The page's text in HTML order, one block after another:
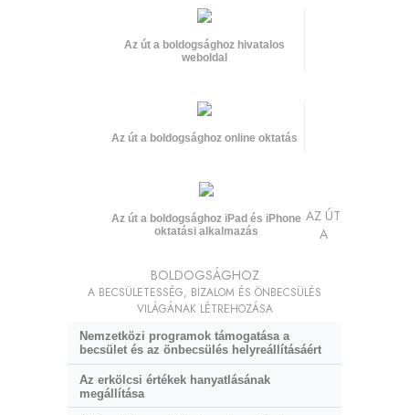
Az út a boldogsághoz hivatalos
weboldal
Az út a boldogsághoz online oktatás
Az út a boldogsághoz iPad és iPhone
oktatási alkalmazás
AZ ÚT
A
BOLDOGSÁGHOZ
A BECSÜLETESSÉG, BIZALOM ÉS ÖNBECSÜLÉS
VILÁGÁNAK LÉTREHOZÁSA
Nemzetközi programok támogatása a
becsület és az önbecsülés helyreállításáért
Az erkölcsi értékek hanyatlásának
megállítása